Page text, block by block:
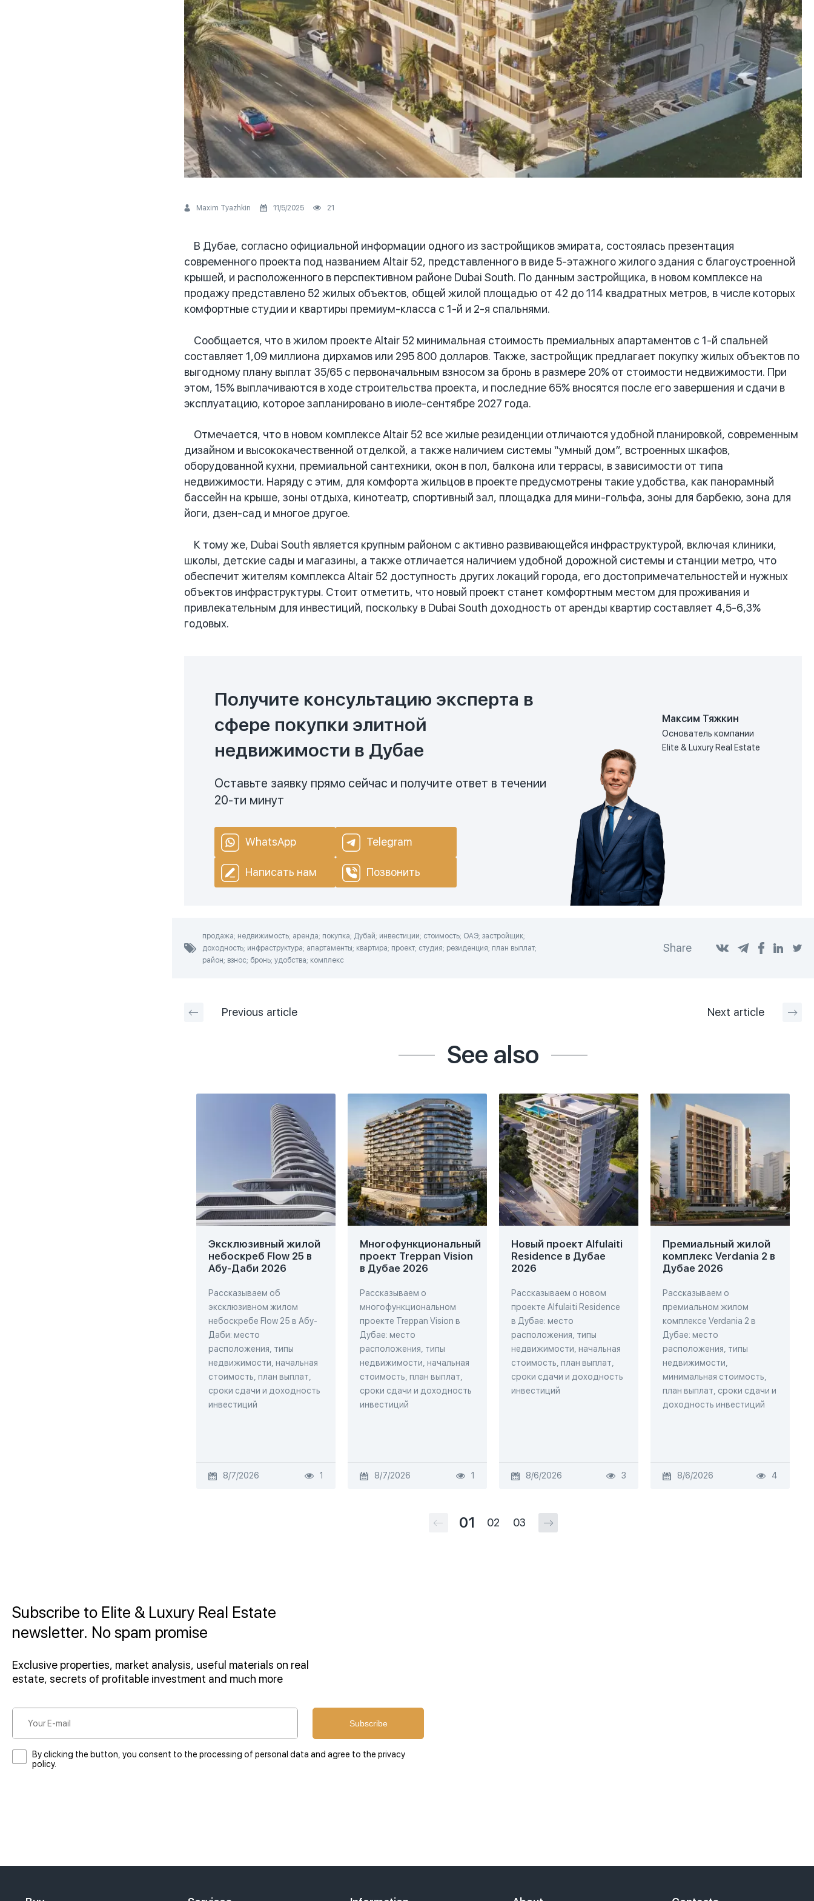
Maxim Tyazhkin 11/5/2025 21
В Дубае, согласно официальной информации одного из застройщиков эмирата, состоялась презентация
современного проекта под названием Altair 52, представленного в виде 5-этажного жилого здания с благоустроенной
крышей, и расположенного в перспективном районе Dubai South. По данным застройщика, в новом комплексе на
продажу представлено 52 жилых объектов, общей жилой площадью от 42 до 114 квадратных метров, в числе которых
комфортные студии и квартиры премиум-класса с 1-й и 2-я спальнями.
Сообщается, что в жилом проекте Altair 52 минимальная стоимость премиальных апартаментов с 1-й спальней
составляет 1,09 миллиона дирхамов или 295 800 долларов. Также, застройщик предлагает покупку жилых объектов по
выгодному плану выплат 35/65 с первоначальным взносом за бронь в размере 20% от стоимости недвижимости. При
этом, 15% выплачиваются в ходе строительства проекта, и последние 65% вносятся после его завершения и сдачи в
эксплуатацию, которое запланировано в июле-сентябре 2027 года.
Отмечается, что в новом комплексе Altair 52 все жилые резиденции отличаются удобной планировкой, современным
дизайном и высококачественной отделкой, а также наличием системы “умный дом”, встроенных шкафов,
оборудованной кухни, премиальной сантехники, окон в пол, балкона или террасы, в зависимости от типа
недвижимости. Наряду с этим, для комфорта жильцов в проекте предусмотрены такие удобства, как панорамный
бассейн на крыше, зоны отдыха, кинотеатр, спортивный зал, площадка для мини-гольфа, зоны для барбекю, зона для
йоги, дзен-сад и многое другое.
К тому же, Dubai South является крупным районом с активно развивающейся инфраструктурой, включая клиники,
школы, детские сады и магазины, а также отличается наличием удобной дорожной системы и станции метро, что
обеспечит жителям комплекса Altair 52 доступность других локаций города, его достопримечательностей и нужных
объектов инфраструктуры. Стоит отметить, что новый проект станет комфортным местом для проживания и
привлекательным для инвестиций, поскольку в Dubai South доходность от аренды квартир составляет 4,5-6,3%
годовых.
Получите консультацию эксперта в
сфере покупки элитной
недвижимости в Дубае
Оставьте заявку прямо сейчас и получите ответ в течении
20-ти минут
WhatsApp Telegram
Написать нам Позвонить
Максим Тяжкин
Основатель компании
Elite & Luxury Real Estate
продажа; недвижимость; аренда; покупка; Дубай; инвестиции; стоимость; ОАЭ; застройщик;
доходность; инфраструктура; апартаменты; квартира; проект; студия; резиденция; план выплат;
район; взнос; бронь; удобства; комплекс
Share
Previous article Next article
See also
Эксклюзивный жилой
небоскреб Flow 25 в
Абу-Даби 2026
Рассказываем об
эксклюзивном жилом
небоскребе Flow 25 в Абу-
Даби: место
расположения, типы
недвижимости, начальная
стоимость, план выплат,
сроки сдачи и доходность
инвестиций
8/7/2026 1
Многофункциональный
проект Treppan Vision
в Дубае 2026
Рассказываем о
многофункциональном
проекте Treppan Vision в
Дубае: место
расположения, типы
недвижимости, начальная
стоимость, план выплат,
сроки сдачи и доходность
инвестиций
8/7/2026 1
Новый проект Alfulaiti
Residence в Дубае
2026
Рассказываем о новом
проекте Alfulaiti Residence
в Дубае: место
расположения, типы
недвижимости, начальная
стоимость, план выплат,
сроки сдачи и доходность
инвестиций
8/6/2026 3
Премиальный жилой
комплекс Verdania 2 в
Дубае 2026
Рассказываем о
премиальном жилом
комплексе Verdania 2 в
Дубае: место
расположения, типы
недвижимости,
минимальная стоимость,
план выплат, сроки сдачи и
доходность инвестиций
8/6/2026 4
01 02 03
Subscribe to Elite & Luxury Real Estate
newsletter. No spam promise
Exclusive properties, market analysis, useful materials on real
estate, secrets of profitable investment and much more
Subscribe
By clicking the button, you consent to the processing of personal data and agree to the privacy
policy.